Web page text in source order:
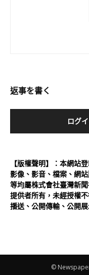
返事を書く
ログ
【版權聲明】：本網站
影像、影音、檔案、網
等均屬株式會社臺灣新
提供者所有，未經授權
播送、公開傳輸、公開
©